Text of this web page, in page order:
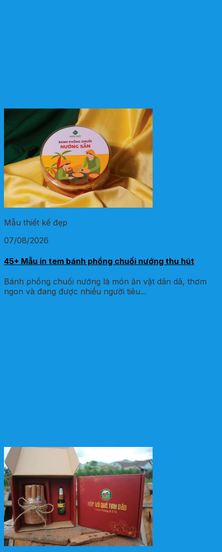
Mẫu thiết kế đẹp
07/08/2026
45+ Mẫu in tem bánh phồng chuối nướng thu hút
Bánh phồng chuối nướng là món ăn vặt dân dã, thơm
ngon và đang được nhiều người tiêu...